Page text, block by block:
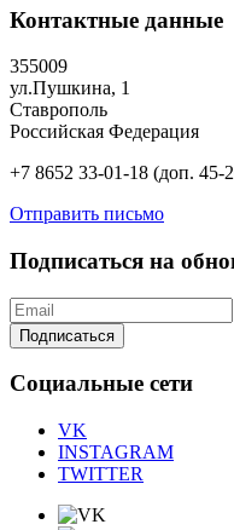
Контактные данные
355009
ул.Пушкина, 1
Ставрополь
Российская Федерация
+7 8652 33-01-18 (доп. 45-
Отправить письмо
Подписаться на
Подписаться
Социальные сети
VK
INSTAGRAM
TWITTER